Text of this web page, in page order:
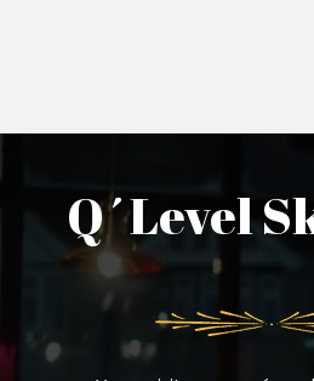
Q´Level